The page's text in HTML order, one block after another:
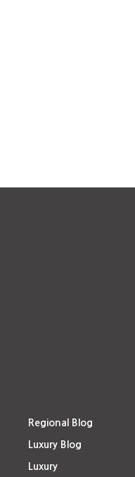
Regional Blog
Luxury Blog
Luxury